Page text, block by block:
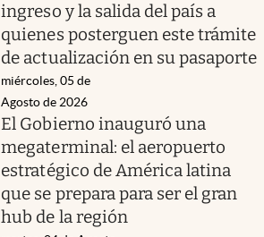
ingreso y la salida del país a
quienes posterguen este trámite
de actualización en su pasaporte
miércoles, 05 de
Agosto de 2026
El Gobierno inauguró una
megaterminal: el aeropuerto
estratégico de América latina
que se prepara para ser el gran
hub de la región